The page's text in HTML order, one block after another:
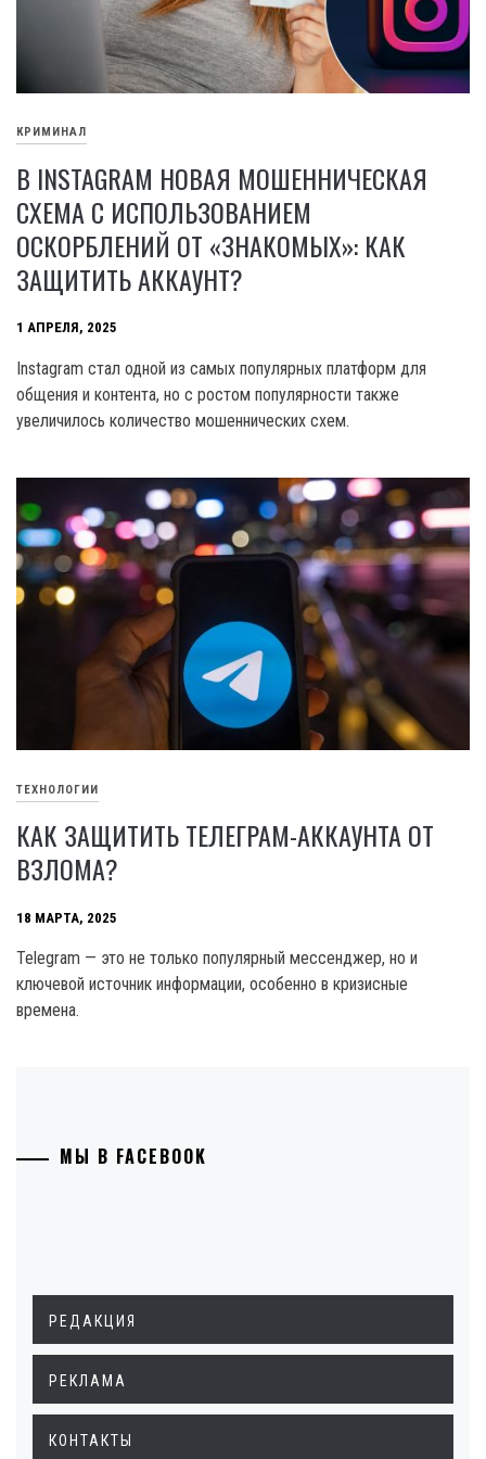
КРИМИНАЛ
В INSTAGRAM НОВАЯ МОШЕННИЧЕСКАЯ
СХЕМА С ИСПОЛЬЗОВАНИЕМ
ОСКОРБЛЕНИЙ ОТ «ЗНАКОМЫХ»: КАК
ЗАЩИТИТЬ АККАУНТ?
1 АПРЕЛЯ, 2025
Instagram стал одной из самых популярных платформ для
общения и контента, но с ростом популярности также
увеличилось количество мошеннических схем.
ТЕХНОЛОГИИ
КАК ЗАЩИТИТЬ ТЕЛЕГРАМ-АККАУНТА ОТ
ВЗЛОМА?
18 МАРТА, 2025
Telegram — это не только популярный мессенджер, но и
ключевой источник информации, особенно в кризисные
времена.
МЫ В FACEBOOK
РЕДАКЦИЯ
РЕКЛАМА
КОНТАКТЫ